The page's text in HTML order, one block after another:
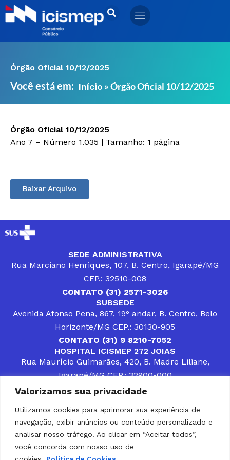
Valorizamos sua privacidade
Utilizamos cookies para aprimorar sua experiência de
navegação, exibir anúncios ou conteúdo personalizado e
analisar nosso tráfego. Ao clicar em “Aceitar todos”,
você concorda com nosso uso de
Ir
para
Órgão Oficial 10/12/2025
Você está em: Início »Órgão Oficial 10/12/2025
Órgão Oficial 10/12/2025
Ano 7 – Número 1.035 | Tamanho: 1 página
Baixar Arquivo
SEDE ADMINISTRATIVA
Rua Marciano Henriques, 107, B. Centro, Igarapé/MG
CEP.: 32510-008
CONTATO (31) 2571-3026
SUBSEDE
Avenida Afonso Pena, 867, 19° andar, B. Centro, Belo
Horizonte/MG CEP.: 30130-905
CONTATO (31) 9 8210-7052
HOSPITAL ICISMEP 272 JOIAS
Rua Maurício Guimarães, 420, B. Madre Liliane,
Igarapé/MG CEP.: 32900-000
CONTATOS (31) 3512-4400 ou (31) 9 8309-8660
DESENVOLVER SOLUÇÕES, AÇÕES E SERVIÇOS
PÚBLICOS QUE COMPLEMENTEM A ASSISTÊNCIA À
POPULAÇÃO DA REGIÃO EM QUE ATUA, SENDO
PARCEIRO DOS MUNICÍPIOS CONSORCIADOS NA
SOLUÇÃO DE DIFICULDADES ENFRENTADAS POR
GESTORES MUNICIPAIS, É O COMPROMISSO DO
ICISMEP.